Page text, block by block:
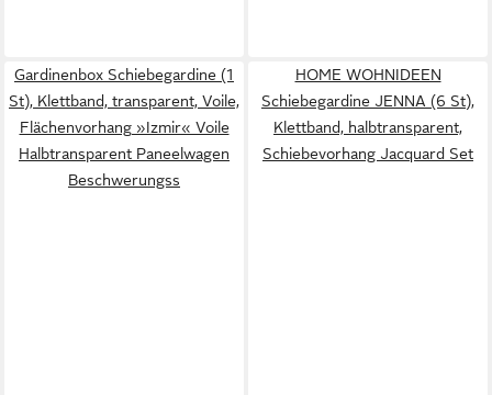
Gardinenbox Schiebegardine (1
St), Klettband, transparent, Voile,
Flächenvorhang »Izmir« Voile
Halbtransparent Paneelwagen
Beschwerungss
HOME WOHNIDEEN
Schiebegardine JENNA (6 St),
Klettband, halbtransparent,
Schiebevorhang Jacquard Set